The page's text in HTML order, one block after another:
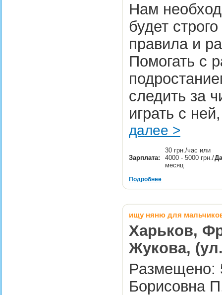
Нам
будет
правила и
Помогать с
следить за
играть с
далее >
Зарплата:
30 грн./час или
4000 - 5000 грн./
месяц
Подробнее
ищу няню для
Харьков,
Жукова,
Размещено:
Борисовна